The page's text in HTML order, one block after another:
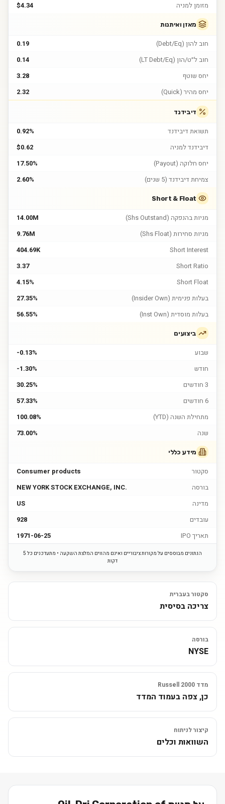
מזומן למניה
$4.34
מאזן ואיתנות
חוב להון (Debt/Eq)
0.19
חוב ל״ט/הון (LT Debt/Eq)
0.14
יחס שוטף
3.28
יחס מהיר (Quick)
2.32
דיבידנד
תשואת דיבידנד
0.92%
דיבידנד למניה
$0.62
יחס חלוקה (Payout)
17.50%
צמיחת דיבידנד (5 שנים)
2.60%
Short & Float
מניות בהנפקה (Shs Outstand)
14.00M
מניות סחירות (Shs Float)
9.76M
Short Interest
404.69K
Short Ratio
3.37
Short Float
4.15%
בעלות פנימית (Insider Own)
27.35%
בעלות מוסדית (Inst Own)
56.55%
ביצועים
שבוע
-0.13%
חודש
-1.30%
3 חודשים
30.25%
6 חודשים
57.33%
מתחילת השנה (YTD)
100.08%
שנה
73.00%
מידע כללי
סקטור
Consumer products
בורסה
NEW YORK STOCK EXCHANGE, INC.
מדינה
US
עובדים
928
תאריך IPO
1971-06-25
הנתונים מבוססים על מקורות ציבוריים ואינם מהווים המלצת השקעה • מתעדכנים כל 5
דקות
סקטור בעברית
צריכה בסיסית
בורסה
NYSE
מדד Russell 2000
כן, צפה בעמוד המדד
קיצור לניתוח
השוואות וכלים